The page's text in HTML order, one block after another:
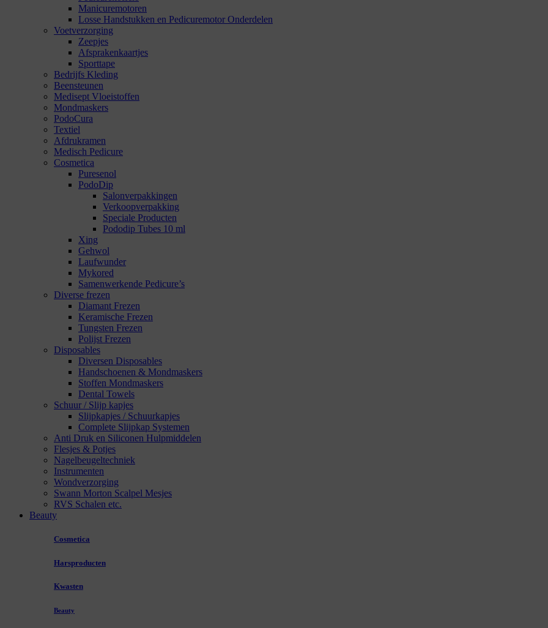
Manicuremotoren
Losse Handstukken en Pedicuremotor Onderdelen
Voetverzorging
Zeepjes
Afsprakenkaartjes
Sporttape
Bedrijfs Kleding
Beensteunen
Medisept Vloeistoffen
Mondmaskers
PodoCura
Textiel
Afdrukramen
Medisch Pedicure
Cosmetica
Puresenol
PodoDip
Salonverpakkingen
Verkoopverpakking
Speciale Producten
Pododip Tubes 10 ml
Xing
Gehwol
Laufwunder
Mykored
Samenwerkende Pedicure’s
Diverse frezen
Diamant Frezen
Keramische Frezen
Tungsten Frezen
Polijst Frezen
Disposables
Diversen Disposables
Handschoenen & Mondmaskers
Stoffen Mondmaskers
Dental Towels
Schuur / Slijp kapjes
Slijpkapjes / Schuurkapjes
Complete Slijpkap Systemen
Anti Druk en Siliconen Hulpmiddelen
Flesjes & Potjes
Nagelbeugeltechniek
Instrumenten
Wondverzorging
Swann Morton Scalpel Mesjes
RVS Schalen etc.
Beauty
Cosmetica
Harsproducten
Kwasten
Beauty